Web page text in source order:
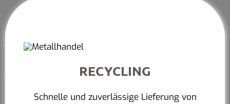
RECYCLING
Schnelle und zuverlässige Lieferung von